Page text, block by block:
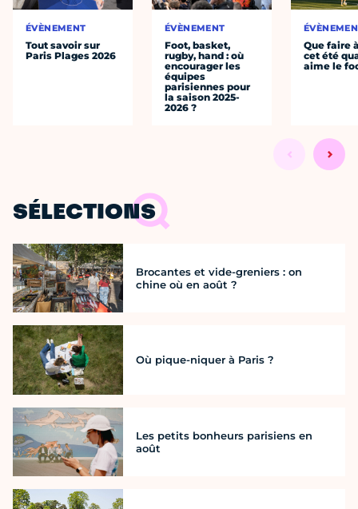
ÉVÈNEMENT
Tout savoir sur
Paris Plages 2026
ÉVÈNEMENT
Foot, basket,
rugby, hand : où
encourager les
équipes
parisiennes pour
la saison 2025-
2026 ?
Que faire
cet été
aime le
SÉLECTIONS
Brocantes et vide-greniers : on
chine où en août ?
Où pique-niquer à Paris ?
Les petits bonheurs parisiens en
août